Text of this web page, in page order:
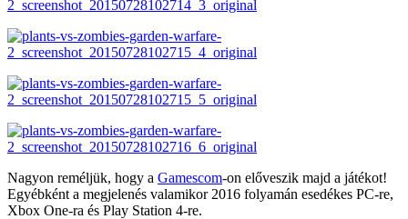
Nagyon reméljük, hogy a Gamescom-on előveszik majd a játékot!
Egyébként a megjelenés valamikor 2016 folyamán esedékes PC-re,
Xbox One-ra és Play Station 4-re.